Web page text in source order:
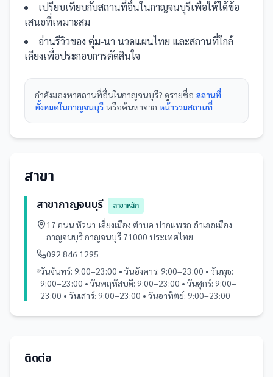
เปรียบเทียบกับสถานที่อื่นในกาญจนบุรีเพื่อให้ได้ข้อ
เสนอที่เหมาะสม
อ่านรีวิวของ ตุ่ม-นา นวดแผนไทย และสถานที่ใกล้
เคียงเพื่อประกอบการตัดสินใจ
กำลังมองหาสถานที่อื่นในกาญจนบุรี? ดูรายชื่อ สถานที่
ทั้งหมดในกาญจนบุรี หรือค้นหาจาก หน้ารวมสถานที่
สาขา
สาขากาญจนบุรี
สาขาหลัก
17 ถนน หัวนา-เลี่ยงเมือง ตำบล ปากแพรก อำเภอเมือง
กาญจนบุรี กาญจนบุรี 71000 ประเทศไทย
092 846 1295
วันจันทร์: 9:00–23:00 • วันอังคาร: 9:00–23:00 • วันพุธ:
9:00–23:00 • วันพฤหัสบดี: 9:00–23:00 • วันศุกร์: 9:00–
23:00 • วันเสาร์: 9:00–23:00 • วันอาทิตย์: 9:00–23:00
ติดต่อ